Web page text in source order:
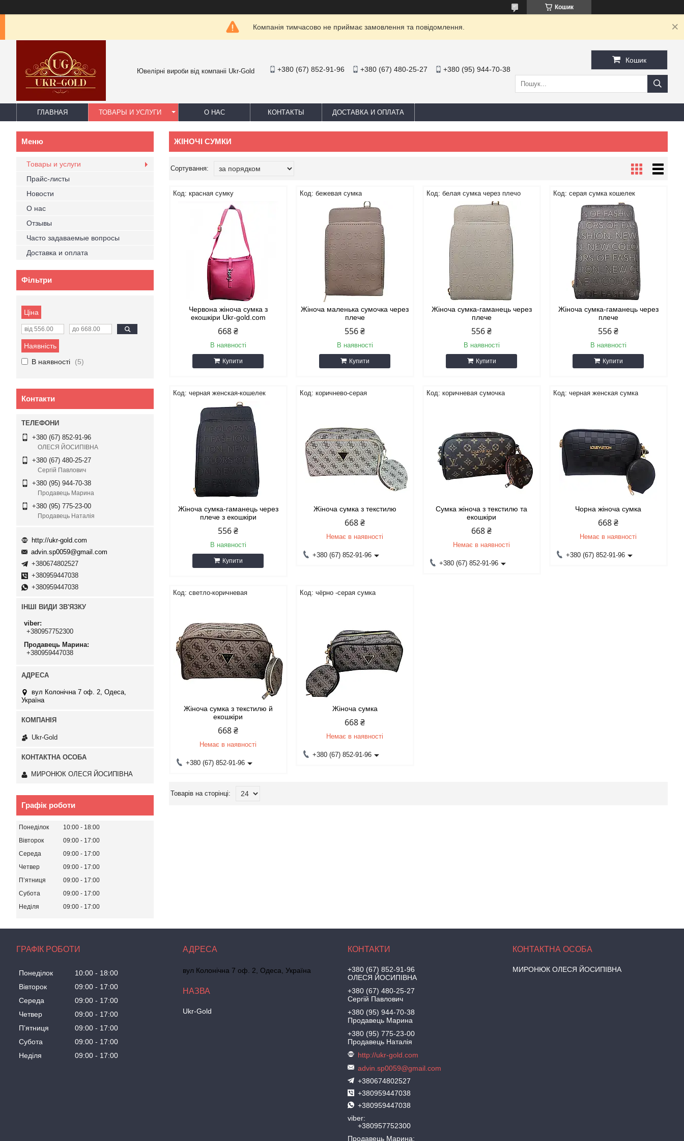
Кошик
Компанія тимчасово не приймає замовлення та повідомлення.
Ювелірні вироби від компаніі Ukr-Gold +380 (67) 852-91-96 +380 (67) 480-25-27 +380 (95) 944-70-38
Кошик
ГЛАВНАЯ ТОВАРЫ И УСЛУГИ О НАС КОНТАКТЫ ДОСТАВКА И ОПЛАТА
ЖІНОЧІ СУМКИ
красная сумку
Червона жіноча сумка з
екошкіри Ukr-gold.com
668 ₴
В наявності
Купити
бежевая сумка
Жіноча маленька сумочка через
плече
556 ₴
В наявності
Купити
белая сумка через плечо
Жіноча сумка-гаманець через
плече
556 ₴
В наявності
Купити
серая сумка кошелек
Жіноча сумка-гаманець через
плече
556 ₴
В наявності
Купити
черная женская-кошелек
Жіноча сумка-гаманець через
плече з екошкіри
556 ₴
В наявності
Купити
коричнево-серая
Жіноча сумка з текстилю
668 ₴
Немає в наявності
+380 (67) 852-91-96
коричневая сумочка
Сумка жіноча з текстилю та
екошкіри
668 ₴
Немає в наявності
+380 (67) 852-91-96
черная женская сумка
Чорна жіноча сумка
668 ₴
Немає в наявності
+380 (67) 852-91-96
светло-коричневая
Жіноча сумка з текстилю й
екошкіри
668 ₴
Немає в наявності
+380 (67) 852-91-96
чёрно -серая сумка
Жіноча сумка
668 ₴
Немає в наявності
+380 (67) 852-91-96
Товары и услуги
Прайс-листы
Новости
О нас
Отзывы
Часто задаваемые вопросы
Доставка и оплата
Фільтри
Ціна
Наявність
В наявності
5
Контакти
+380 (67) 852-91-96
ОЛЕСЯ ЙОСИПІВНА
+380 (67) 480-25-27
Сергій Павлович
+380 (95) 944-70-38
Продавець Марина
+380 (95) 775-23-00
Продавець Наталія
http://ukr-gold.com
advin.sp0059@gmail.com
+380674802527
+380959447038
+380959447038
ІНШІ ВИДИ ЗВ'ЯЗКУ
viber
+380957752300
Продавець Марина
+380959447038
вул Колонічна 7 оф. 2, Одеса,
Україна
Ukr-Gold
МИРОНЮК ОЛЕСЯ ЙОСИПІВНА
Графік роботи
Понеділок 10:00
18:00
Вівторок
09:00
17:00
Середа
09:00
17:00
Четвер
09:00
17:00
Пʼятниця
09:00
17:00
Субота
09:00
17:00
Неділя
09:00 17:00
ГРАФІК РОБОТИ
Понеділок 10:00
18:00
Вівторок
09:00
17:00
Середа
09:00
17:00
Четвер
09:00
17:00
Пʼятниця
09:00
17:00
Субота
09:00
17:00
Неділя
09:00 17:00
вул Колонічна 7 оф. 2, Одеса, Україна
Ukr-Gold
+380 (67) 852-91-96
ОЛЕСЯ ЙОСИПІВНА
+380 (67) 480-25-27
Сергій Павлович
+380 (95) 944-70-38
Продавець Марина
+380 (95) 775-23-00
Продавець Наталія
http://ukr-gold.com
advin.sp0059@gmail.com
+380674802527
+380959447038
+380959447038
viber
+380957752300
Продавець Марина
МИРОНЮК ОЛЕСЯ ЙОСИПІВНА